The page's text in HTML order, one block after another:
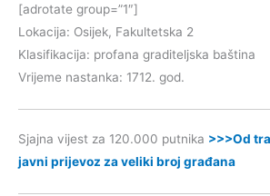
[adrotate group=”1″]
Lokacija: Osijek, Fakultetska 2
Klasifikacija: profana graditeljska baština
Vrijeme nastanka: 1712. god.
Sjajna vijest za 120.000 putnika >>>Od
javni prijevoz za veliki broj građana